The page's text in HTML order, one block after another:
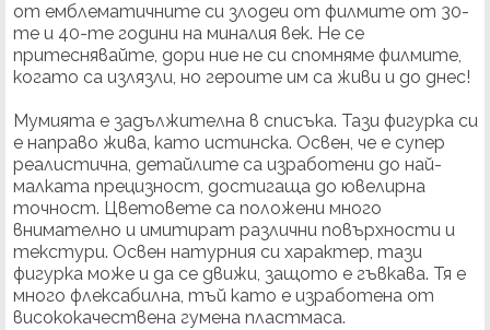
от емблематичните си злодеи от филмите от 30-
те и 40-те години на миналия век. Не се
притеснявайте, дори ние не си спомняме филмите,
когато са излязли, но героите им са живи и до днес!
Мумията е задължителна в списъка. Тази фигурка си
е направо жива, като истинска. Освен, че е супер
реалистична, детайлите са изработени до най-
малката прецизност, достигаща до ювелирна
точност. Цветовете са положени много
внимателно и имитират различни повърхности и
текстури. Освен натурния си характер, тази
фигурка може и да се движи, защото е гъвкава. Тя е
много флексабилна, тъй като е изработена от
висококачествена гумена пластмаса.